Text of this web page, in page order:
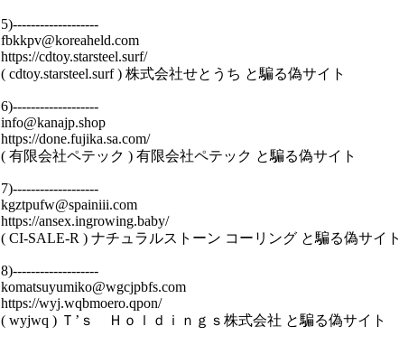
5)-------------------
fbkkpv@koreaheld.com
https://cdtoy.starsteel.surf/
( cdtoy.starsteel.surf ) 株式会社せとうち と騙る偽サイト
6)-------------------
info@kanajp.shop
https://done.fujika.sa.com/
( 有限会社ペテック ) 有限会社ペテック と騙る偽サイト
7)-------------------
kgztpufw@spainiii.com
https://ansex.ingrowing.baby/
( CI-SALE-R ) ナチュラルストーン コーリング と騙る偽サイト
8)-------------------
komatsuyumiko@wgcjpbfs.com
https://wyj.wqbmoero.qpon/
( wyjwq ) Ｔ’ｓ Ｈｏｌｄｉｎｇｓ株式会社 と騙る偽サイト